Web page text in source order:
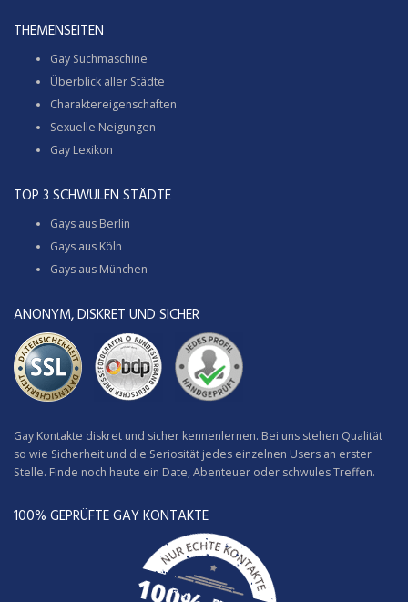
THEMENSEITEN
Gay Suchmaschine
Überblick aller Städte
Charaktereigenschaften
Sexuelle Neigungen
Gay Lexikon
TOP 3 SCHWULEN STÄDTE
Gays aus Berlin
Gays aus Köln
Gays aus München
ANONYM, DISKRET UND SICHER
Gay Kontakte diskret und sicher kennenlernen. Bei uns stehen Qualität
so wie Sicherheit und die Seriosität jedes einzelnen Users an erster
Stelle. Finde noch heute ein Date, Abenteuer oder schwules Treffen.
100% GEPRÜFTE GAY KONTAKTE